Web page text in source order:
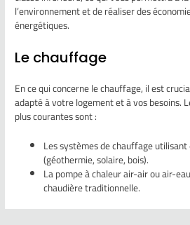
l’environnement et de réaliser des
énergétiques.
Le chauffage
En ce qui concerne le chauffage, il est
adapté à votre logement et à vos besoins.
plus courantes sont :
Les systèmes de chauffage
(géothermie, solaire, bois).
La pompe à chaleur air-air ou air-
chaudière traditionnelle.